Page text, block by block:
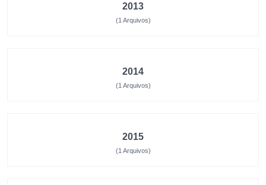
2013
(1 Arquivos)
2014
(1 Arquivos)
2015
(1 Arquivos)